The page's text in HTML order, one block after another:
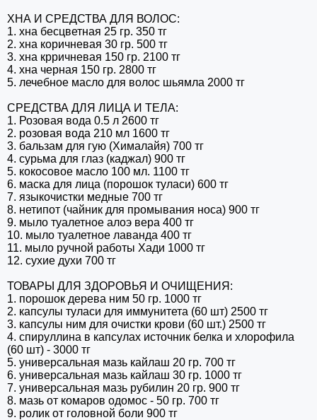
ХНА И СРЕДСТВА ДЛЯ ВОЛОС:
1. хна бесцветная 25 гр. 350 тг
2. хна коричневая 30 гр. 500 тг
3. хна крричневая 150 гр. 2100 тг
4. хна черная 150 гр. 2800 тг
5. лечебное масло для волос шьямла 2000 тг
СРЕДСТВА ДЛЯ ЛИЦА И ТЕЛА:
1. Розовая вода 0.5 л 2600 тг
2. розовая вода 210 мл 1600 тг
3. бальзам для гую (Хималайя) 700 тг
4. сурьма для глаз (каджал) 900 тг
5. кокосовое масло 100 мл. 1100 тг
6. маска для лица (порошок туласи) 600 тг
7. языкочистки медные 700 тг
8. нетипот (чайник для промывания носа) 900 тг
9. мыло туалетное алоэ вера 400 тг
10. мыло туалетное лаванда 400 тг
11. мыло ручной работы Хади 1000 тг
12. сухие духи 700 тг
ТОВАРЫ ДЛЯ ЗДОРОВЬЯ И ОЧИЩЕНИЯ:
1. порошок дерева ним 50 гр. 1000 тг
2. капсулы туласи для иммунитета (60 шт) 2500 тг
3. капсулы ним для очистки крови (60 шт.) 2500 тг
4. спируллина в капсулах источник белка и хлорофила
(60 шт) - 3000 тг
5. универсальная мазь кайлаш 20 гр. 700 тг
6. универсальная мазь кайлаш 30 гр. 1000 тг
7. универсальная мазь рубилин 20 гр. 900 тг
8. мазь от комаров одомос - 50 гр. 700 тг
9. ролик от головной боли 900 тг